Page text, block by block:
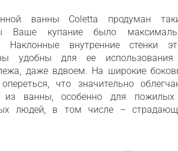
ванны Coletta продуман
Ваше купание было
Наклонные внутренние стенки
удобны для ее
даже вдвоем. На широкие
что значительно
ванны, особенно для
людей, в том числе –